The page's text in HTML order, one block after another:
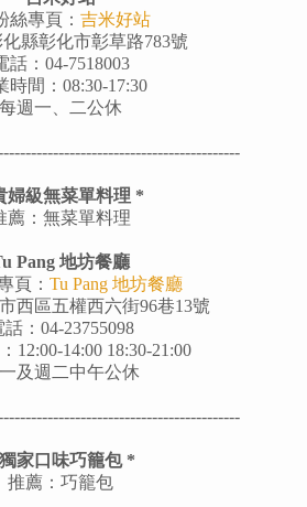
絲專頁： 吉米好站
縣彰化市彰草路783號
話：04-7518003
時間：08:30-17:30
每週一、二公休
婦級無菜單料理 *
薦：無菜單料理
Pang 地坊餐廳
頁： Tu Pang 地坊餐廳
西區五權西六街96巷13號
話：04-23755098
12:00-14:00 18:30-21:00
及週二中午公休
獨家口味巧籠包*
推薦：巧籠包